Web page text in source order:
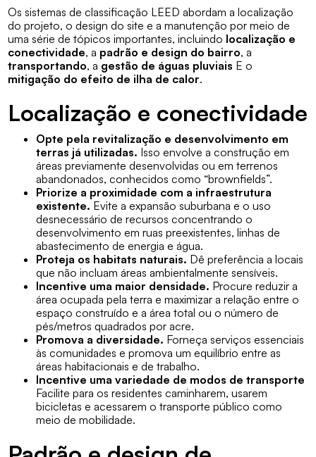
Os sistemas de classificação LEED abordam a localização
do projeto, o design do site e a manutenção por meio de
uma série de tópicos importantes, incluindo localização e
conectividade, a padrão e design do bairro, a
transportando, a gestão de águas pluviais E o
mitigação do efeito de ilha de calor.
Localização e conectividade
Opte pela revitalização e desenvolvimento em
terras já utilizadas. Isso envolve a construção em
áreas previamente desenvolvidas ou em terrenos
abandonados, conhecidos como “brownfields”.
Priorize a proximidade com a infraestrutura
existente. Evite a expansão suburbana e o uso
desnecessário de recursos concentrando o
desenvolvimento em ruas preexistentes, linhas de
abastecimento de energia e água.
Proteja os habitats naturais. Dê preferência a locais
que não incluam áreas ambientalmente sensíveis.
Incentive uma maior densidade. Procure reduzir a
área ocupada pela terra e maximizar a relação entre o
espaço construído e a área total ou o número de
pés/metros quadrados por acre.
Promova a diversidade. Forneça serviços essenciais
às comunidades e promova um equilíbrio entre as
áreas habitacionais e de trabalho.
Incentive uma variedade de modos de transporte
Facilite para os residentes caminharem, usarem
bicicletas e acessarem o transporte público como
meio de mobilidade.